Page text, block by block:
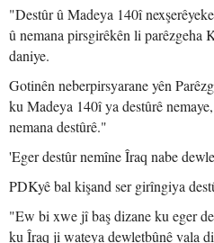
"Destûr û Madeya 140î
û nemana pirsgirêkên li parêzgeha
daniye.
Gotinên neberpirsyarane yên
ku Madeya 140î ya destûrê
nemana destûrê."
'Eger destûr nemîne Îraq nabe
PDKyê bal kişand ser girîngiya
"Ew bi xwe jî baş dizane ku eger
ku Îraq ji wateya dewletbûnê vala